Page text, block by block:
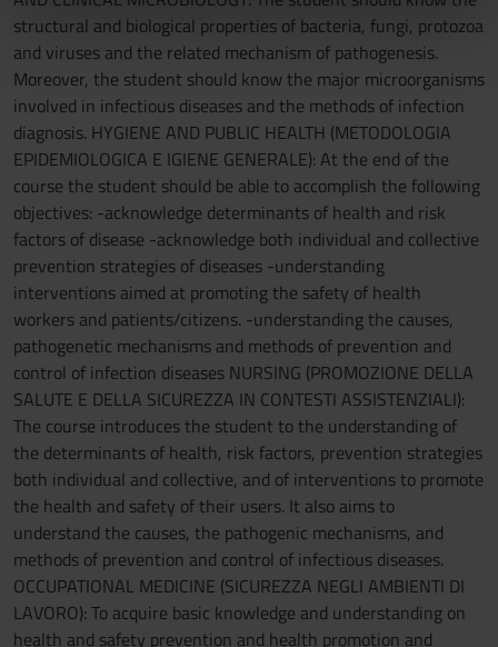
nostri partner che si occupano di analisi dei dati web,
pubblicità e social media, i quali potrebbero combinarle
con altre informazioni che hai fornito loro o che hanno
raccolto dal tuo utilizzo dei loro servizi.
structural and biological properties of bacteria, fungi, protozoa
and viruses and the related mechanism of pathogenesis.
Moreover, the student should know the major microorganisms
involved in infectious diseases and the methods of infection
diagnosis. HYGIENE AND PUBLIC HEALTH (METODOLOGIA
EPIDEMIOLOGICA E IGIENE GENERALE): At the end of the
course the student should be able to accomplish the following
objectives: -acknowledge determinants of health and risk
factors of disease -acknowledge both individual and collective
prevention strategies of diseases -understanding
interventions aimed at promoting the safety of health
workers and patients/citizens. -understanding the causes,
pathogenetic mechanisms and methods of prevention and
control of infection diseases NURSING (PROMOZIONE DELLA
SALUTE E DELLA SICUREZZA IN CONTESTI ASSISTENZIALI):
The course introduces the student to the understanding of
the determinants of health, risk factors, prevention strategies
both individual and collective, and of interventions to promote
the health and safety of their users. It also aims to
understand the causes, the pathogenic mechanisms, and
methods of prevention and control of infectious diseases.
OCCUPATIONAL MEDICINE (SICUREZZA NEGLI AMBIENTI DI
LAVORO): To acquire basic knowledge and understanding on
health and safety prevention and health promotion and